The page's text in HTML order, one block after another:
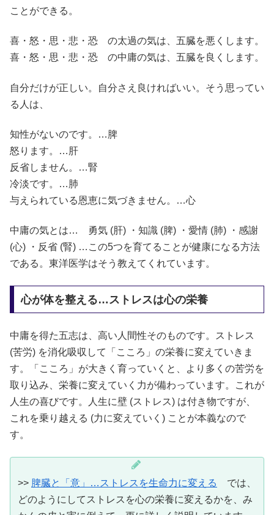
ことができる。
喜・怒・思・悲・恐 の太過の気は、五臓を悪くします。
喜・怒・思・悲・恐 の中庸の気は、五臓を良くします。
自分だけが正しい。自分さえ良ければいい。そう思ってい
る人は、
知性がないのです。…脾
怒ります。…肝
反省しません。…腎
冷淡です。…肺
与えられている恩恵に気づきません。…心
中庸の気とは… 勇気 (肝) ・知識 (脾) ・愛情 (肺) ・感謝
(心) ・反省 (腎) …この5つを育てることが健康になる方法
である。東洋医学はそう教えてくれています。
心が体を整える…ストレスは心の栄養
中庸を得た五志は、高い人間性そのものです。ストレス
(苦労) を消化吸収して「こころ」の栄養に変えていきま
す。「こころ」が大きく育っていくと、より多くの苦労を
取り込み、栄養に変えていく力が備わっています。これが
人生の喜びです。人生に壁 (ストレス) は付き物ですが、
これを乗り越える (力に変えていく) ことが本義なので
す。
>> 脾臓と「意」…ストレスを生命力に変える
では、
どのようにしてストレスを心の栄養に変えるかを、み